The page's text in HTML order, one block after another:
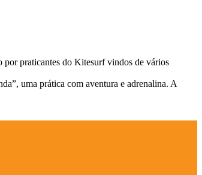
por praticantes do Kitesurf vindos de vários
uma prática com aventura e adrenalina. A